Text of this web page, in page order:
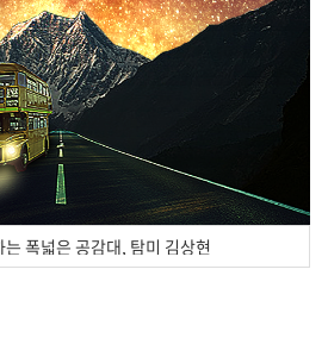
폭넓은 공감대, 탐미 김상현